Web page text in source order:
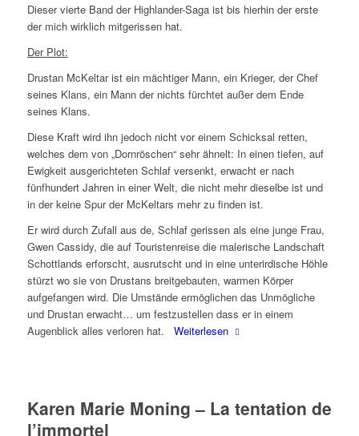
Dieser vierte Band der Highlander-Saga ist bis hierhin der erste
der mich wirklich mitgerissen hat.
Der Plot:
Drustan McKeltar ist ein mächtiger Mann, ein Krieger, der Chef
seines Klans, ein Mann der nichts fürchtet außer dem Ende
seines Klans.
Diese Kraft wird ihn jedoch nicht vor einem Schicksal retten,
welches dem von „Dornröschen“ sehr ähnelt: In einen tiefen, auf
Ewigkeit ausgerichteten Schlaf versenkt, erwacht er nach
fünfhundert Jahren in einer Welt, die nicht mehr dieselbe ist und
in der keine Spur der McKeltars mehr zu finden ist.
Er wird durch Zufall aus de, Schlaf gerissen als eine junge Frau,
Gwen Cassidy, die auf Touristenreise die malerische Landschaft
Schottlands erforscht, ausrutscht und in eine unterirdische Höhle
stürzt wo sie von Drustans breitgebauten, warmen Körper
aufgefangen wird. Die Umstände ermöglichen das Unmögliche
und Drustan erwacht… um festzustellen dass er in einem
Augenblick alles verloren hat. Weiterlesen
Karen Marie Moning – La tentation de
l’immortel